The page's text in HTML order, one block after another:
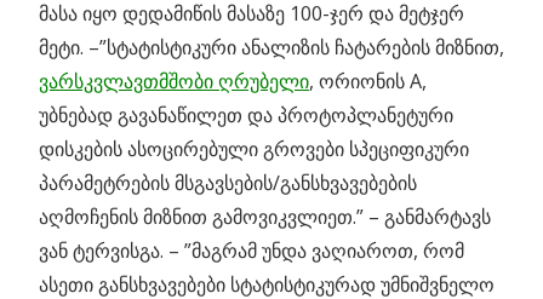
მასა იყო დედამიწის მასაზე 100-ჯერ და მეტჯერ
მეტი. –”სტატისტიკური ანალიზის ჩატარების მიზნით,
ვარსკვლავთმშობი ღრუბელი, ორიონის A,
უბნებად გავანაწილეთ და პროტოპლანეტური
დისკების ასოცირებული გროვები სპეციფიკური
პარამეტრების მსგავსების/განსხვავებების
აღმოჩენის მიზნით გამოვიკვლიეთ.” – განმარტავს
ვან ტერვისგა. – ”მაგრამ უნდა ვაღიაროთ, რომ
ასეთი განსხვავებები სტატისტიკურად უმნიშვნელო